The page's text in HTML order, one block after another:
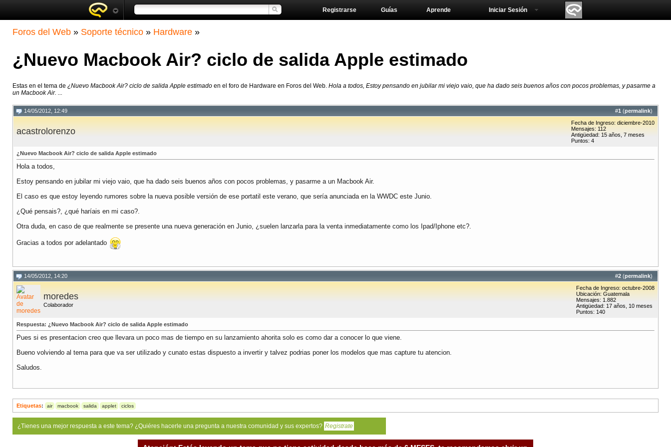
Aprende
Guías
Registrarse Iniciar Sesión
Foros del Web » Soporte técnico » Hardware »
¿Nuevo Macbook Air? ciclo de salida Apple estimado
Estas en el tema de ¿Nuevo Macbook Air? ciclo de salida Apple estimado en el foro de Hardware en Foros del Web. Hola a todos, Estoy pensando en jubilar mi viejo vaio, que ha dado seis buenos años con pocos problemas, y pasarme a
un Macbook Air. ...
#1 (permalink)
14/05/2012, 12:49
acastrolorenzo
Fecha de Ingreso: diciembre-2010
Mensajes: 112
Antigüedad: 15 años, 7 meses
Puntos: 4
¿Nuevo Macbook Air? ciclo de salida Apple estimado
Hola a todos,
Estoy pensando en jubilar mi viejo vaio, que ha dado seis buenos años con pocos problemas, y pasarme a un Macbook Air.
El caso es que estoy leyendo rumores sobre la nueva posible versión de ese portatil este verano, que sería anunciada en la WWDC este Junio.
¿Qué pensais?, ¿qué haríais en mi caso?.
Otra duda, en caso de que realmente se presente una nueva generación en Junio, ¿suelen lanzarla para la venta inmediatamente como los Ipad/Iphone etc?.
Gracias a todos por adelantado
#2 (permalink)
14/05/2012, 14:20
moredes
Colaborador
Fecha de Ingreso: octubre-2008
Ubicación: Guatemala
Mensajes: 1.882
Antigüedad: 17 años, 10 meses
Puntos: 140
Respuesta: ¿Nuevo Macbook Air? ciclo de salida Apple estimado
Pues si es presentacion creo que llevara un poco mas de tiempo en su lanzamiento ahorita solo es como dar a conocer lo que viene.
Bueno volviendo al tema para que va ser utilizado y cunato estas dispuesto a invertir y talvez podrias poner los modelos que mas capture tu atencion.
Saludos.
Etiquetas: air macbook salida applet ciclos
¿Tienes una mejor respuesta a este tema? ¿Quiéres hacerle una pregunta a nuestra comunidad y sus expertos? Registrate